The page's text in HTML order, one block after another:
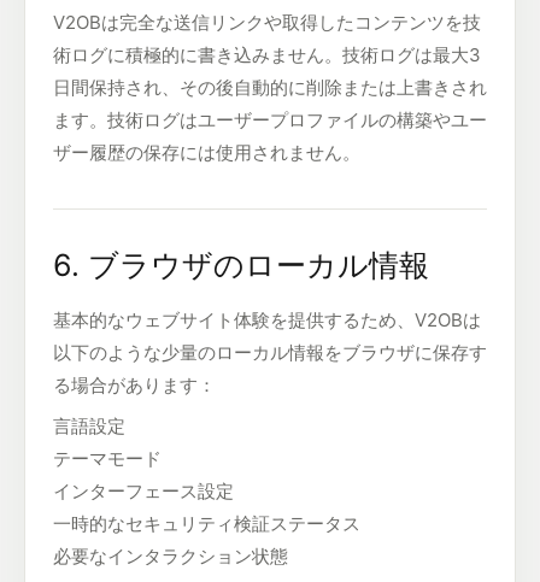
V2OBは完全な送信リンクや取得したコンテンツを技
術ログに積極的に書き込みません。技術ログは最大3
日間保持され、その後自動的に削除または上書きされ
ます。技術ログはユーザープロファイルの構築やユー
ザー履歴の保存には使用されません。
6. ブラウザのローカル情報
基本的なウェブサイト体験を提供するため、V2OBは
以下のような少量のローカル情報をブラウザに保存す
る場合があります：
言語設定
テーマモード
インターフェース設定
一時的なセキュリティ検証ステータス
必要なインタラクション状態